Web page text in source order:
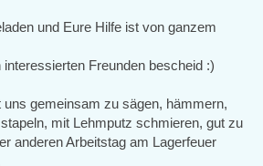
und Eure Hilfe ist von ganzem
interessierten Freunden bescheid :)
gemeinsam zu sägen, hämmern,
mit Lehmputz schmieren, gut zu
anderen Arbeitstag am Lagerfeuer